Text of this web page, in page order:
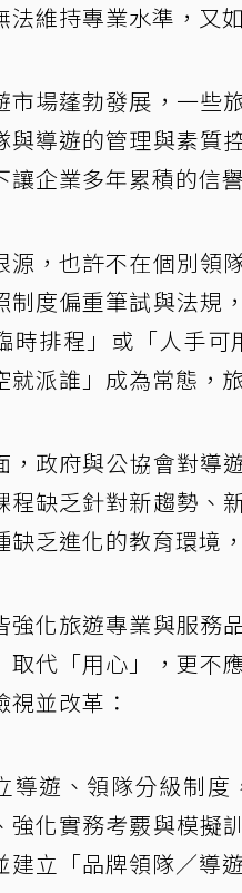
法維持專業水準，又
市場蓬勃發展，一些
與導遊的管理與素質
讓企業多年累積的信
源，也許不在個別領
制度偏重筆試與法規
時排程」或「人手
就派誰」成為常態，
，政府與公協會對導
程缺乏針對新趨勢、
缺乏進化的教育環境
強化旅遊專業與服務
取代「用心」，更
視並改革：
導遊、領隊分級制
強化實務考覈與模擬
建立「品牌領隊∕導